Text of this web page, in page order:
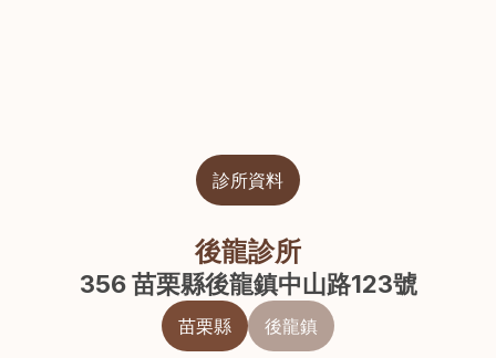
診所資料
後龍診所
356 苗栗縣後龍鎮中山路123號
苗栗縣 後龍鎮